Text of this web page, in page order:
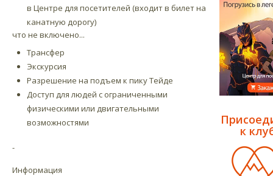
в Центре для посетителей (входит в билет на
канатную дорогу)
что не включено...
Трансфер
Экскурсия
Разрешение на подъем к пику Тейде
Доступ для людей с ограниченными
физическими или двигательными
возможностями
-
Информация
к